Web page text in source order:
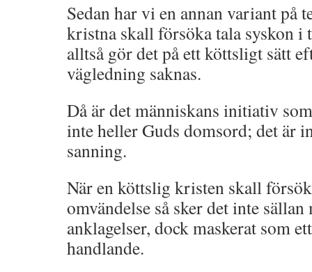
Sedan har vi en annan variant på
kristna skall försöka tala syskon i
alltså gör det på ett köttsligt sätt
vägledning saknas.
Då är det människans initiativ
inte heller Guds domsord; det är
sanning.
När en köttslig kristen skall
omvändelse så sker det inte
anklagelser, dock maskerat som
handlande.